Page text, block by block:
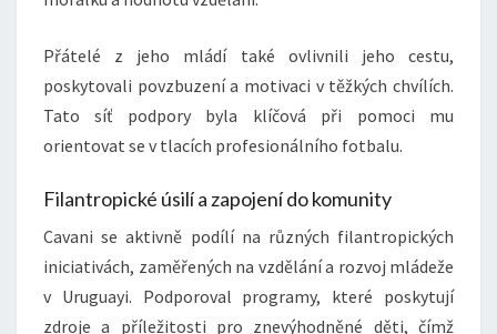
Přátelé z jeho mládí také ovlivnili jeho cestu,
poskytovali povzbuzení a motivaci v těžkých chvílích.
Tato síť podpory byla klíčová při pomoci mu
orientovat se v tlacích profesionálního fotbalu.
Filantropické úsilí a zapojení do komunity
Cavani se aktivně podílí na různých filantropických
iniciativách, zaměřených na vzdělání a rozvoj mládeže
v Uruguayi. Podporoval programy, které poskytují
zdroje a příležitosti pro znevýhodněné děti, čímž